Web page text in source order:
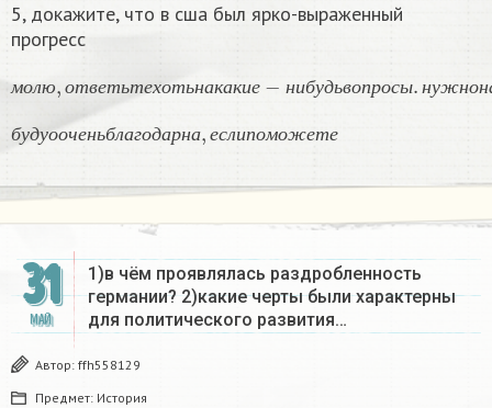
5, докажите, что в сша был ярко-выраженный
прогресс
м ол ю ответьтех отьнакак ие н и б у дьв опр осы н ужн он
д в
б у д у о о ч е н ь бл а г о д а р н а есл ип ом ожете
б д оче ьб о
31
МАЙ
1)в чём проявлялась раздробленность
германии? 2)какие черты были характерны
для политического развития…
Автор: ffh558129
Предмет: История